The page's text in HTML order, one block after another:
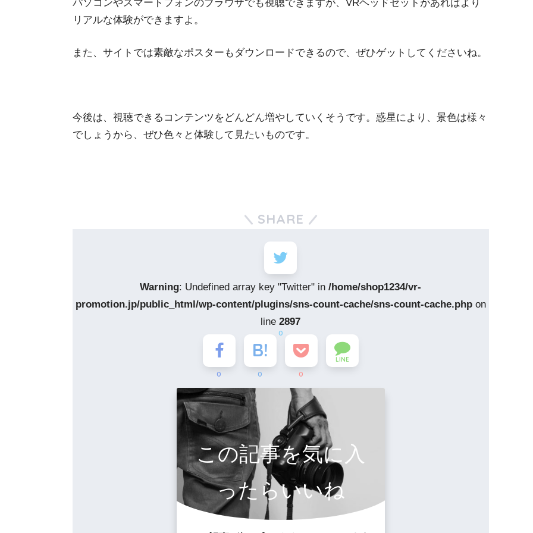
パソコンやスマートフォンのブラウザでも視聴できますが、VRヘッドセットがあればより
リアルな体験ができますよ。
また、サイトでは素敵なポスターもダウンロードできるので、ぜひゲットしてくださいね。
今後は、視聴できるコンテンツをどんどん増やしていくそうです。惑星により、景色は様々
でしょうから、ぜひ色々と体験して見たいものです。
SHARE
Warning: Undefined array key "Twitter" in/home/shop1234/vr-
promotion.jp/public_html/wp-content/plugins/sns-count-cache/sns-count-cache.phpon
line2897
0
0 0 0
LINE
この記事を気に入
ったらいいね